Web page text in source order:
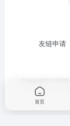
友链申请
Copyright © 2026
首页